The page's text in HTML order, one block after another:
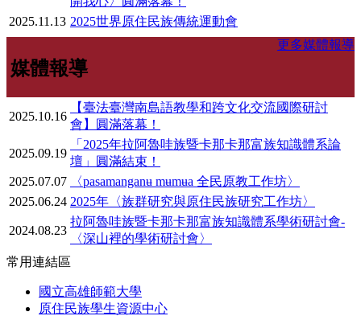
2025.11.13 2025世界原住民族傳統運動會
媒體報導
更多媒體報導
2025.10.16
【臺法臺灣南島語教學和跨文化交流國際研討
會】圓滿落幕！
2025.09.19
「2025年拉阿魯哇族暨卡那卡那富族知識體系論
壇」圓滿結束！
2025.07.07
〈pasamanganʉ mʉmʉa 全民原教工作坊〉
2025.06.24 2025年〈族群研究與原住民族研究工作坊〉
2024.08.23
拉阿魯哇族暨卡那卡那富族知識體系學術研討會-
〈深山裡的學術研討會〉
常用連結區
國立高雄師範大學
原住民族學生資源中心